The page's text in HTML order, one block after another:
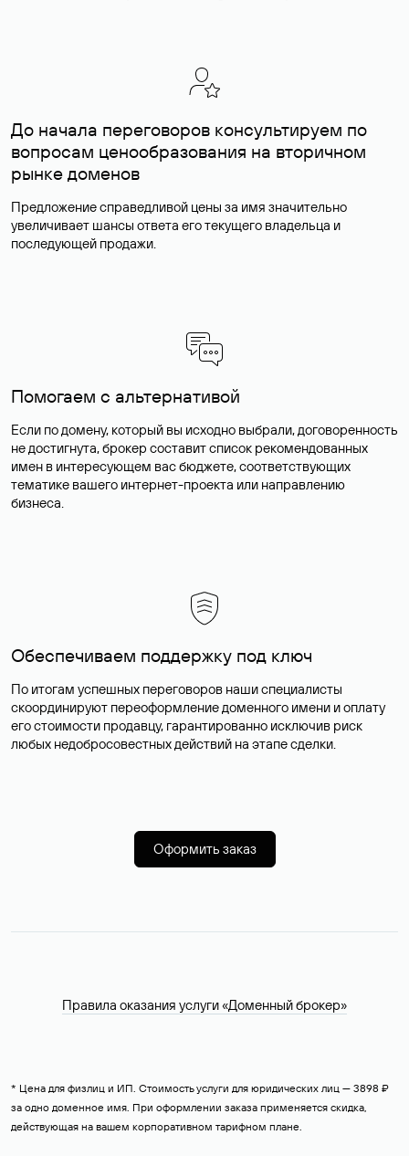
До начала переговоров консультируем по
вопросам ценообразования на вторичном
рынке доменов
Предложение справедливой цены за имя значительно
увеличивает шансы ответа его текущего владельца и
последующей продажи.
Помогаем с альтернативой
Если по домену, который вы исходно выбрали, договоренность
не достигнута, брокер составит список рекомендованных
имен в интересующем вас бюджете, соответствующих
тематике вашего интернет-проекта или направлению
бизнеса.
Обеспечиваем поддержку под ключ
По итогам успешных переговоров наши специалисты
скоординируют переоформление доменного имени и оплату
его стоимости продавцу, гарантированно исключив риск
любых недобросовестных действий на этапе сделки.
Оформить заказ
Правила оказания услуги «Доменный брокер»
* Цена для физлиц и ИП. Стоимость услуги для юридических лиц — 3898 ₽
за одно доменное имя. При оформлении заказа применяется скидка,
действующая на вашем корпоративном тарифном плане.